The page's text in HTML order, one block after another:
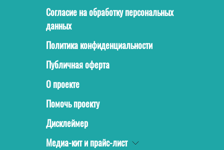
Согласие на обработку персональных
данных
Политика конфиденциальности
Публичная оферта
О проекте
Помочь проекту
Дисклеймер
Медиа-кит и прайс-лист